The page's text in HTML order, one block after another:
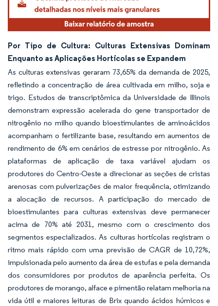
Por Tipo de Cultura: Culturas Extensivas Dominam
Enquanto as Aplicações Hortícolas se Expandem
As culturas extensivas geraram 73,65% da demanda de 2025,
refletindo a concentração de área cultivada em milho, soja e
trigo. Estudos de transcriptômica da Universidade de Illinois
demonstram expressão acelerada do gene transportador de
nitrogênio no milho quando bioestimulantes de aminoácidos
acompanham o fertilizante base, resultando em aumentos de
rendimento de 6% em cenários de estresse por nitrogênio. As
plataformas de aplicação de taxa variável ajudam os
produtores do Centro-Oeste a direcionar as seções de cristas
arenosas com pulverizações de maior frequência, otimizando
a alocação de recursos. A participação do mercado de
bioestimulantes para culturas extensivas deve permanecer
acima de 70% até 2031, mesmo com o crescimento dos
segmentos especializados. As culturas hortícolas registram o
ritmo mais rápido com uma previsão de CAGR de 10,72%,
impulsionada pelo aumento da área de estufas e pela demanda
dos consumidores por produtos de aparência perfeita. Os
produtores de morango, alface e pimentão relatam melhoria na
vida útil e maiores leituras de Brix quando ácidos húmicos e